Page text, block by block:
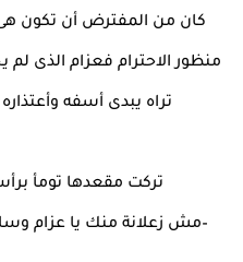
كان من المفترض أن تكون هى
منظور الاحترام فعزام الذى لم
تراه يبدى أسفه
تركت مقعدها تومأ
–مش زعلانة منك يا عزام